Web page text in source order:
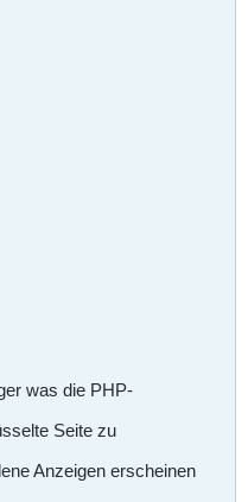
was die PHP-
Seite zu
Anzeigen erscheinen